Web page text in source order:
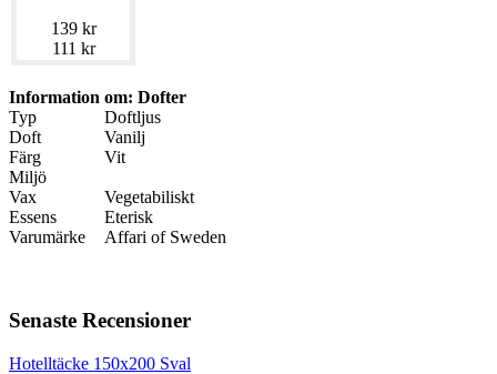
139 kr
111 kr
Information om: Dofter
Typ
Doftljus
Doft
Vanilj
Färg
Vit
Miljö
Vax
Vegetabiliskt
Essens
Eterisk
Varumärke
Affari of Sweden
Senaste Recensioner
Hotelltäcke 150x200 Sval